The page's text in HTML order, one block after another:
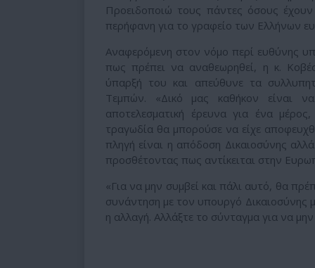
Προειδοποιώ τους πάντες όσους
περήφανη για το γραφείο των Ελλήνων
Αναφερόμενη στον νόμο περί ευθύνης
πως πρέπει να αναθεωρηθεί, η κ.
ύπαρξή του και απεύθυνε τα
Τεμπών. «Δικό μας καθήκον είναι
αποτελεσματική έρευνα για ένα
τραγωδία θα μπορούσε να είχε
πληγή είναι η απόδοση Δικαιοσύνης
προσθέτοντας πως αντίκειται στην
«Για να μην συμβεί και πάλι αυτό, θα
συνάντηση με τον υπουργό Δικαιοσύνης
η αλλαγή. Αλλάξτε το σύνταγμα για να